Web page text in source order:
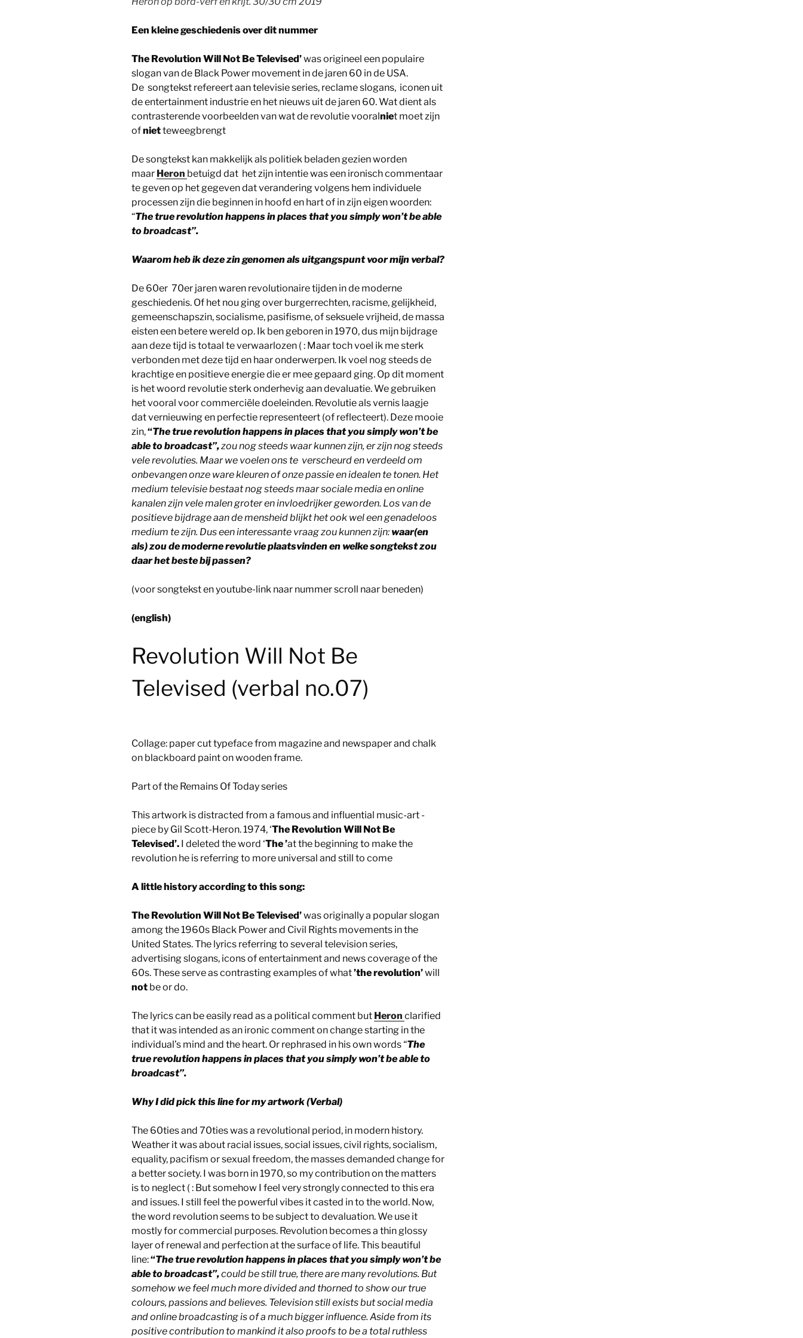
Een kleine geschiedenis over dit nummer
The Revolution Will Not Be Televised’was origineel een populaire
slogan van de Black Power movement in de jaren 60 in de USA.
De songtekst refereert aan televisie series, reclame slogans, iconen uit
de entertainment industrie en het nieuws uit de jaren 60. Wat dient als
contrasterende voorbeelden van wat de revolutie vooralniet moet zijn
ofnietteweegbrengt
De songtekst kan makkelijk als politiek beladen gezien worden
maar Heron betuigd dat het zijn intentie was een ironisch commentaar
te geven op het gegeven dat verandering volgens hem individuele
processen zijn die beginnen in hoofd en hart of in zijn eigen woorden:
“The true revolution happens in places that you simply won’t be able
to broadcast”.
Waarom heb ik deze zin genomen als uitgangspunt voor mijn verbal?
De 60er 70er jaren waren revolutionaire tijden in de moderne
geschiedenis. Of het nou ging over burgerrechten, racisme, gelijkheid,
gemeenschapszin, socialisme, pasifisme, of seksuele vrijheid, de massa
eisten een betere wereld op. Ik ben geboren in 1970, dus mijn bijdrage
aan deze tijd is totaal te verwaarlozen ( : Maar toch voel ik me sterk
verbonden met deze tijd en haar onderwerpen. Ik voel nog steeds de
krachtige en positieve energie die er mee gepaard ging. Op dit moment
is het woord revolutie sterk onderhevig aan devaluatie. We gebruiken
het vooral voor commerciële doeleinden. Revolutie als vernis laagje
dat vernieuwing en perfectie representeert (of reflecteert). Deze mooie
zin,“The true revolution happens in places that you simply won’t be
able to broadcast”,zou nog steeds waar kunnen zijn, er zijn nog steeds
vele revoluties. Maar we voelen ons te verscheurd en verdeeld om
onbevangen onze ware kleuren of onze passie en idealen te tonen. Het
medium televisie bestaat nog steeds maar sociale media en online
kanalen zijn vele malen groter en invloedrijker geworden. Los van de
positieve bijdrage aan de mensheid blijkt het ook wel een genadeloos
medium te zijn. Dus een interessante vraag zou kunnen zijn: waar(en
als) zou de moderne revolutie plaatsvinden en welke songtekst zou
daar het beste bij passen?
(voor songtekst en youtube-link naar nummer scroll naar beneden)
(english)
Revolution Will Not Be
Televised (verbal no.07)
Collage: paper cut typeface from magazine and newspaper and chalk
on blackboard paint on wooden frame.
Part of the Remains Of Today series
This artwork is distracted from a famous and influential music-art -
piece by Gil Scott-Heron. 1974, ‘The Revolution Will Not Be
Televised’. I deleted the word ‘The ’at the beginning to make the
revolution he is referring to more universal and still to come
A little history according to this song:
The Revolution Will Not Be Televised’was originally a popular slogan
among the 1960s Black Power and Civil Rights movements in the
United States. The lyrics referring to several television series,
advertising slogans, icons of entertainment and news coverage of the
60s. These serve as contrasting examples of what’the revolution’will
not be or do.
The lyrics can be easily read as a political comment but Heron clarified
that it was intended as an ironic comment on change starting in the
individual’s mind and the heart. Or rephrased in his own words “The
true revolution happens in places that you simply won’t be able to
broadcast”.
Why I did pick this line for my artwork (Verbal)
The 60ties and 70ties was a revolutional period, in modern history.
Weather it was about racial issues, social issues, civil rights, socialism,
equality, pacifism or sexual freedom, the masses demanded change for
a better society. I was born in 1970, so my contribution on the matters
is to neglect ( : But somehow I feel very strongly connected to this era
and issues. I still feel the powerful vibes it casted in to the world. Now,
the word revolution seems to be subject to devaluation. We use it
mostly for commercial purposes. Revolution becomes a thin glossy
layer of renewal and perfection at the surface of life. This beautiful
line:“The true revolution happens in places that you simply won’t be
able to broadcast”,could be still true, there are many revolutions. But
somehow we feel much more divided and thorned to show our true
colours, passions and believes. Television still exists but social media
and online broadcasting is of a much bigger influence. Aside from its
positive contribution to mankind it also proofs to be a total ruthless